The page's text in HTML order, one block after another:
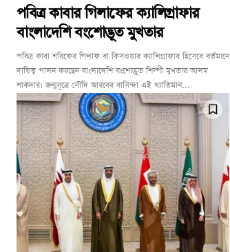
পবিত্র কাবার গিলাফের ক্যালিগ্রাফার
বাংলাদেশি বংশোদ্ভূত মুখতার
পবিত্র কাবা শরিফের গিলাফ বা কিসওয়ার ক্যালিগ্রাফার হিসেবে বর্তমানে
দায়িত্ব পালন করছেন বাংলাদেশি বংশোদ্ভূত শিল্পী মুখতার আলম
শাকদার। জন্মসূত্রে সৌদি আরবের বাসিন্দা এই খ্যাতিমান...